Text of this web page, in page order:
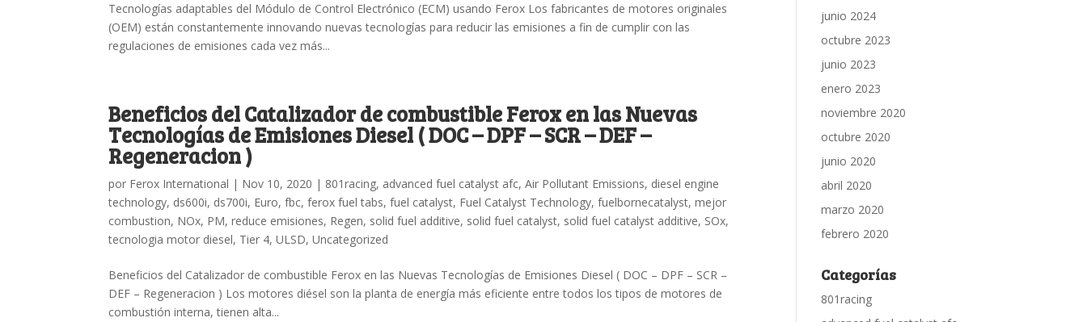
Tecnologías adaptables del Módulo de Control Electrónico (ECM) usando Ferox Los fabricantes de motores originales
(OEM) están constantemente innovando nuevas tecnologías para reducir las emisiones a fin de cumplir con las
regulaciones de emisiones cada vez más...
Beneficios del Catalizador de combustible Ferox en las Nuevas
Tecnologías de Emisiones Diesel ( DOC – DPF – SCR – DEF –
Regeneracion )
por Ferox International | Nov 10, 2020 | 801racing, advanced fuel catalyst afc,Air Pollutant Emissions, diesel engine
technology, ds600i, ds700i, Euro,fbc,ferox fuel tabs,fuel catalyst, Fuel Catalyst Technology,fuelbornecatalyst,mejor
combustion, NOx, PM,reduce emisiones, Regen, solid fuel additive, solid fuel catalyst, solid fuel catalyst additive, SOx,
tecnologia motor diesel, Tier 4,ULSD,Uncategorized
Beneficios del Catalizador de combustible Ferox en las Nuevas Tecnologías de Emisiones Diesel ( DOC – DPF – SCR –
DEF – Regeneracion ) Los motores diésel son la planta de energía más eficiente entre todos los tipos de motores de
combustión interna, tienen alta...
junio 2024
octubre 2023
junio 2023
enero 2023
noviembre 2020
octubre 2020
junio 2020
abril 2020
marzo 2020
febrero 2020
Categorías
801racing